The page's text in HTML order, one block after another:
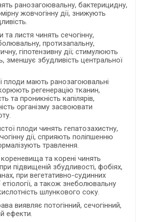
ранозагоювальну, бактерицидну,
жовчогінну дії, знижують
та листя чинять сечогінну,
протизапальну,
гіпотензивну дії; стимулюють
зменшує збудливість центральної
плоди мають ранозагоювальні
регенерацію тканин,
та проникність капілярів,
організму засвоювати
плоди чинять гепатозахистну,
дії, сприяють поліпшенню
травлення.
кореневища та корені чинять
підвищеній збудливості, фобіях,
при вегетативно-судинних
етіології, а також знеболювальну
шлункового соку.
виявляє потогінний, сечогінний,
ефекти.